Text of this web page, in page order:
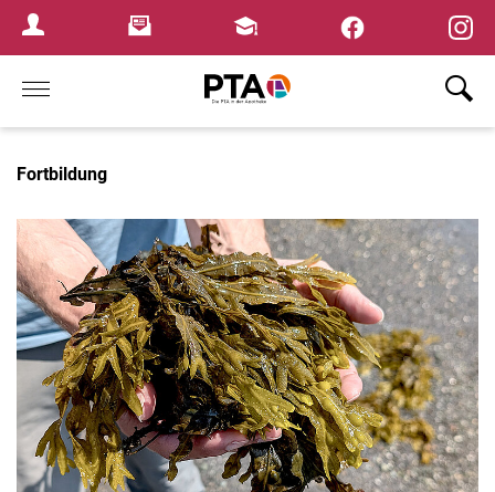
Login MenuNewsletterFortbildungen
Home
Fortbildung
×